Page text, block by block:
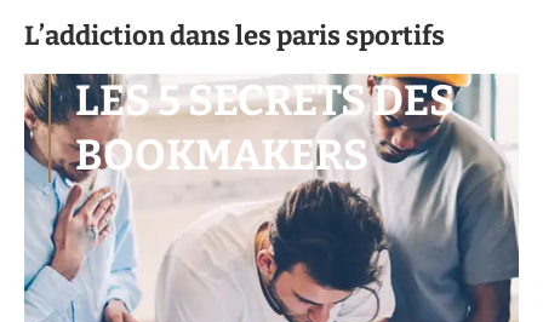
L’addiction dans les paris sportifs
LES 5 SECRETS DES
BOOKMAKERS